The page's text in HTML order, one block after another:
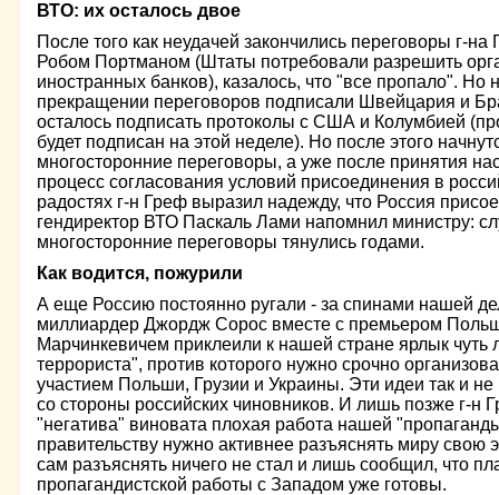
ВТО: их осталось двое
После того как неудачей закончились переговоры г-
Робом Портманом (Штаты потребовали разрешить
иностранных банков), казалось, что "все пропало". Но
прекращении переговоров подписали Швейцария и
осталось подписать протоколы с США и Колумбией
будет подписан на этой неделе). Но после этого
многосторонние переговоры, а уже после принятия
процесс согласования условий присоединения в
радостях г-н Греф выразил надежду, что Россия
гендиректор ВТО Паскаль Лами напомнил министру:
многосторонние переговоры тянулись годами.
Как водится, пожурили
А еще Россию постоянно ругали - за спинами нашей
миллиардер Джордж Сорос вместе с премьером
Марчинкевичем приклеили к нашей стране ярлык чуть
террориста", против которого нужно срочно
участием Польши, Грузии и Украины. Эти идеи так и
со стороны российских чиновников. И лишь позже г-н
"негатива" виновата плохая работа нашей
правительству нужно активнее разъяснять миру свою
сам разъяснять ничего не стал и лишь сообщил, что
пропагандистской работы с Западом уже готовы.